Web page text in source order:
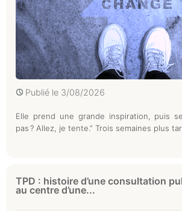
Publié le 3/08/2026
Elle prend une grande inspiration, puis
pas ? Allez, je tente.” Trois semaines plus
TPD : histoire d’une consultation
au centre d’une...